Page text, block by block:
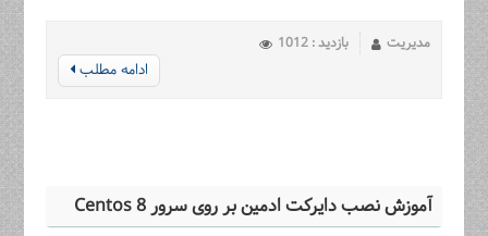
مدیریت بازدید : 1012
ادامه مطلب
آموزش نصب دایرکت ادمین بر روی سرور Centos 8